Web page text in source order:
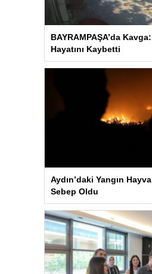
BAYRAMPAŞA’da
Hayatını Kaybetti
Aydın’daki Yangın
Sebep Oldu